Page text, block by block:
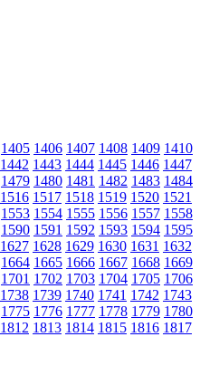
1405 1406 1407 1408 1409 1410
1442 1443 1444 1445 1446 1447
1479 1480 1481 1482 1483 1484
1516 1517 1518 1519 1520 1521
1553 1554 1555 1556 1557 1558
1590 1591 1592 1593 1594 1595
1627 1628 1629 1630 1631 1632
1664 1665 1666 1667 1668 1669
1701 1702 1703 1704 1705 1706
1738 1739 1740 1741 1742 1743
1775 1776 1777 1778 1779 1780
1812 1813 1814 1815 1816 1817